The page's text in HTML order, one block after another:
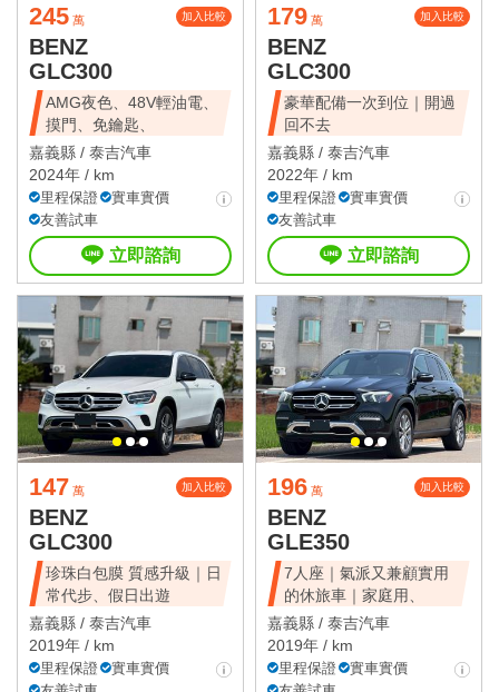
245 萬 加入比較
BENZ
GLC300
AMG夜色、48V輕油電、
摸門、免鑰匙、
嘉義縣 / 泰吉汽車
2024年 / km
里程保證
實車實價
友善試車
立即諮詢
179 萬 加入比較
BENZ
GLC300
豪華配備一次到位｜開過
回不去
嘉義縣 / 泰吉汽車
2022年 / km
里程保證
實車實價
友善試車
立即諮詢
147 萬 加入比較
BENZ
GLC300
珍珠白包膜 質感升級｜日
常代步、假日出遊
嘉義縣 / 泰吉汽車
2019年 / km
里程保證
實車實價
196 萬 加入比較
BENZ
GLE350
7人座｜氣派又兼顧實用
的休旅車｜家庭用、
嘉義縣 / 泰吉汽車
2019年 / km
里程保證
實車實價